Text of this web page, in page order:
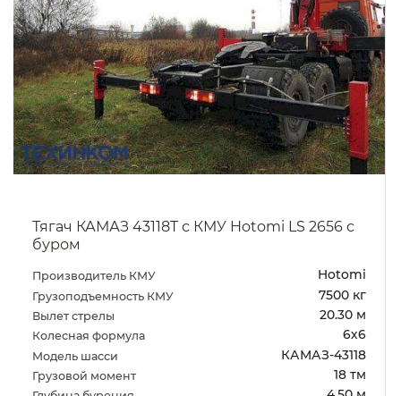
Тягач КАМАЗ 43118T с КМУ Hotomi LS 2656 с
буром
Производитель КМУ Hotomi
Грузоподъемность КМУ 7500 кг
Вылет стрелы 20.30 м
Колесная формула 6х6
Модель шасси КАМАЗ-43118
Грузовой момент 18 тм